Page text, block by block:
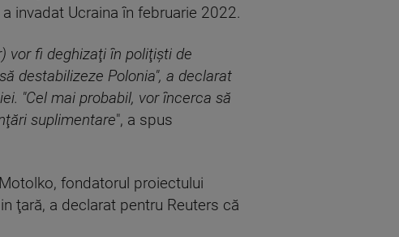
invadat Ucraina în februarie 2022.
vor fi deghizaţi în poliţişti de
destabilizeze Polonia", a declarat
"Cel mai probabil, vor încerca să
suplimentare", a spus
fondatorul proiectului
ţară, a declarat pentru Reuters că